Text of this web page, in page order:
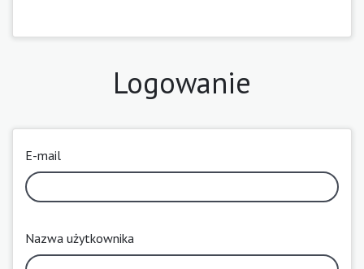
Logowanie
E-mail
Nazwa użytkownika